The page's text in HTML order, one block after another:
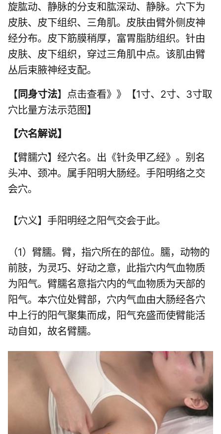
旋肱动、静脉的分支和肱深动、静脉。穴下为
皮肤、皮下组织、三角肌。皮肤由臂外侧皮神
经分布。皮下筋膜稍厚，富胃脂肪组织。针由
皮肤、皮下组织，穿过三角肌中点。该肌由臂
丛后束腋神经支配。
【同身寸法】点击查看》》【1寸、2寸、3寸取
穴比量方法示范图】
【穴名解说】
【臂臑穴】经穴名。出《针灸甲乙经》。别名
头冲、颈冲。属手阳明大肠经。手阳明络之交
会穴。
【穴义】手阳明经之阳气交会于此。
（1）臂臑。臂，指穴所在的部位。臑，动物的
前肢，为灵巧、好动之意，此指穴内气血物质
为阳气。臂臑名意指穴内的气血物质为天部的
阳气。本穴位处臂部，穴内气血由大肠经各穴
中上行的阳气聚集而成，阳气充盛而使臂能活
动自如，故名臂臑。